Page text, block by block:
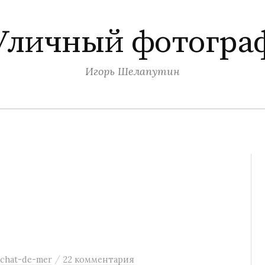
Игорь Шелапутин
chat-de-mer / 22 комментария